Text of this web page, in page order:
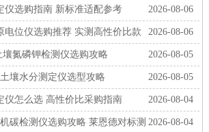
2026-08-06
仪选购指南 新标准适配参考
2026-08-06
电位仪选购推荐 实测高性价比款
2026-08-05
壤氮磷钾检测仪选购攻略
2026-08-05
壤水分测定仪选型攻略
2026-08-04
仪怎么选 高性价比采购指南
2026-08-04
碳检测仪选购攻略 莱恩德对标测